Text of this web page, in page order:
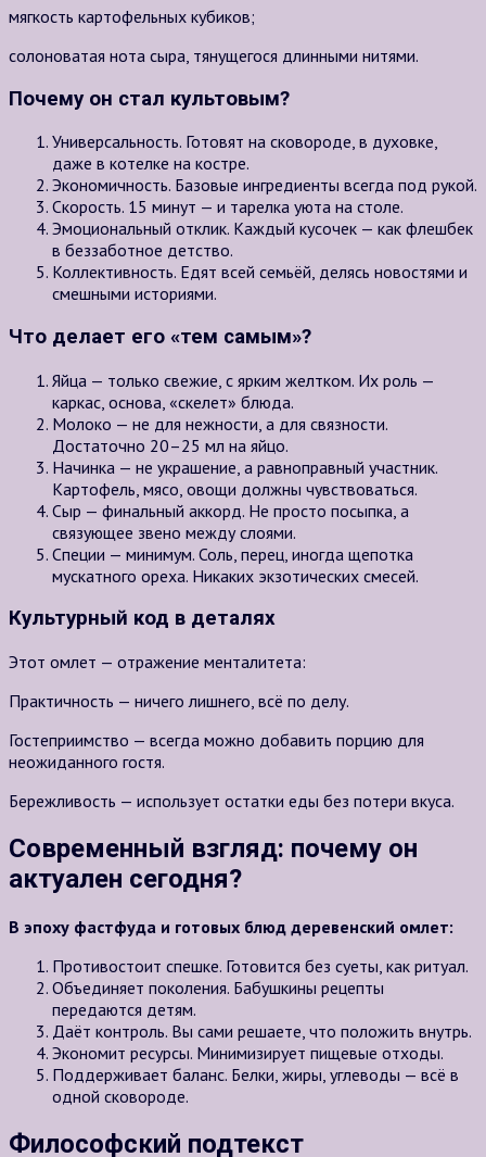
мягкость картофельных кубиков;
солоноватая нота сыра, тянущегося длинными нитями.
Почему он стал культовым?
Универсальность. Готовят на сковороде, в духовке,
даже в котелке на костре.
Экономичность. Базовые ингредиенты всегда под рукой.
Скорость. 15 минут — и тарелка уюта на столе.
Эмоциональный отклик. Каждый кусочек — как флешбек
в беззаботное детство.
Коллективность. Едят всей семьёй, делясь новостями и
смешными историями.
Что делает его «тем самым»?
Яйца — только свежие, с ярким желтком. Их роль —
каркас, основа, «скелет» блюда.
Молоко — не для нежности, а для связности.
Достаточно 20–25 мл на яйцо.
Начинка — не украшение, а равноправный участник.
Картофель, мясо, овощи должны чувствоваться.
Сыр — финальный аккорд. Не просто посыпка, а
связующее звено между слоями.
Специи — минимум. Соль, перец, иногда щепотка
мускатного ореха. Никаких экзотических смесей.
Культурный код в деталях
Этот омлет — отражение менталитета:
Практичность — ничего лишнего, всё по делу.
Гостеприимство — всегда можно добавить порцию для
неожиданного гостя.
Бережливость — использует остатки еды без потери вкуса.
Современный взгляд: почему он
актуален сегодня?
В эпоху фастфуда и готовых блюд деревенский омлет:
Противостоит спешке. Готовится без суеты, как ритуал.
Объединяет поколения. Бабушкины рецепты
передаются детям.
Даёт контроль. Вы сами решаете, что положить внутрь.
Экономит ресурсы. Минимизирует пищевые отходы.
Поддерживает баланс. Белки, жиры, углеводы — всё в
одной сковороде.
Философский подтекст